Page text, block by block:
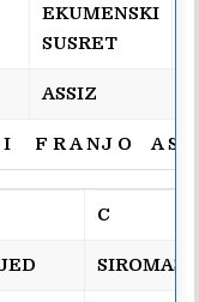
EKUMENSKI
SUSRET
ASSIZ
I F R A NJ O A S I
C